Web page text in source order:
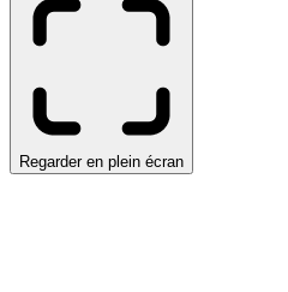
Regarder en plein écran